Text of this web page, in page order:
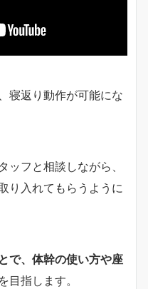
寝返り動作が可能にな
ッフと相談しながら、
り入れてもらうように
で、体幹の使い方や座
目指します。